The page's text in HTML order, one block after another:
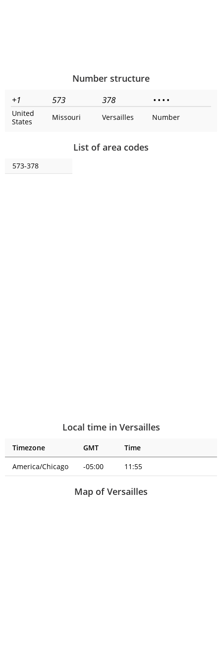
Number structure
+1 573 378 • • • •
United
States
Missouri Versailles Number
List of area codes
573-378
Local time in Versailles
Timezone GMT
Time
America/Chicago
-05:00 11:55
Map of Versailles